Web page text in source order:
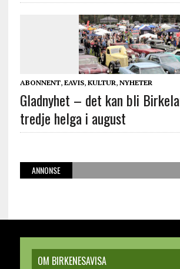
ABONNENT, EAVIS, KULTUR, NYHETER
Gladnyhet – det kan bli
tredje helga i august
ANNONSE
OM BIRKENESAVISA